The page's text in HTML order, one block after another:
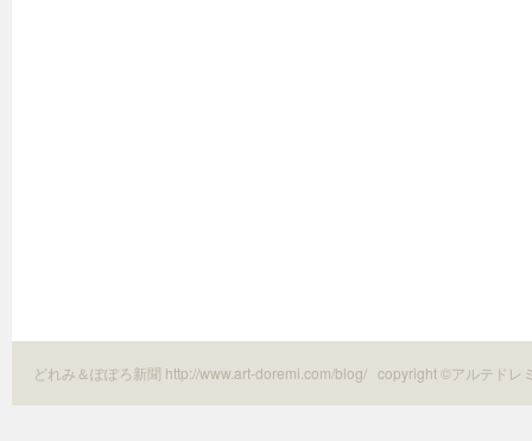
どれみ＆ぽぽろ新聞 http://www.art-doremi.com/blog/ copyright ©アルテドレ